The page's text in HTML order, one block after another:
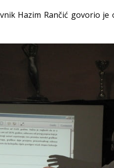
Hazim Rančić govorio